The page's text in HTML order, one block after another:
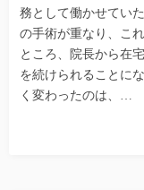
務として働かせてい
の手術が重なり、こ
ところ、院長から在
を続けられることに
く変わったのは、…